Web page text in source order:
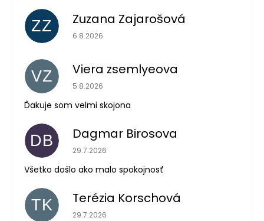
ZZ Zuzana Zajarošová
Hodnotenie obchodu je 5 z 5 hviezdičiek.
6.8.2026
VZ Viera zsemlyeova
Hodnotenie obchodu je 5 z 5 hviezdičiek.
5.8.2026
Ďakuje som velmi skojona
DB Dagmar Birosova
Hodnotenie obchodu je 5 z 5 hviezdičiek.
29.7.2026
Všetko došlo ako malo spokojnosť
TK Terézia Korschová
Hodnotenie obchodu je 5 z 5 hviezdičiek.
29.7.2026